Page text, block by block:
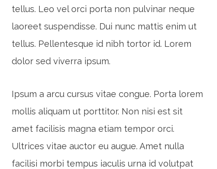
tellus. Leo vel orci porta non pulvinar neque
laoreet suspendisse. Dui nunc mattis enim ut
tellus. Pellentesque id nibh tortor id. Lorem
dolor sed viverra ipsum.
Ipsum a arcu cursus vitae congue. Porta lorem
mollis aliquam ut porttitor. Non nisi est sit
amet facilisis magna etiam tempor orci.
Ultrices vitae auctor eu augue. Amet nulla
facilisi morbi tempus iaculis urna id volutpat